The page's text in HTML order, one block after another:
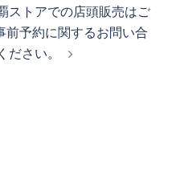
ストアでの店頭販売はご
前予約に関するお問い合
ださい。